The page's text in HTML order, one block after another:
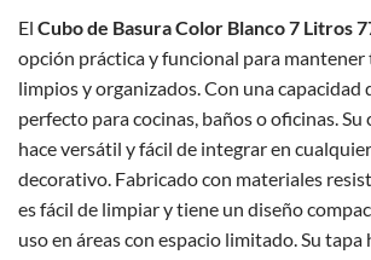
El Cubo de Basura Color Blanco 7 Litros
opción práctica y funcional para mantener
limpios y organizados. Con una capacidad
perfecto para cocinas, baños o oficinas.
hace versátil y fácil de integrar en
decorativo. Fabricado con materiales
es fácil de limpiar y tiene un diseño
uso en áreas con espacio limitado. Su